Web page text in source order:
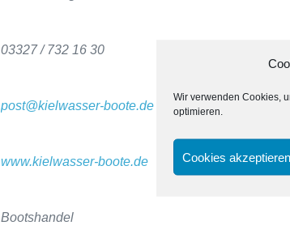
Wir verwenden Cookies,
optimieren.
Cookies akzeptieren
03327 / 732 16 30
post@kielwasser-boote.de
www.kielwasser-boote.de
Bootshandel